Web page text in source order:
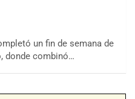
un fin de semana de
donde combinó…